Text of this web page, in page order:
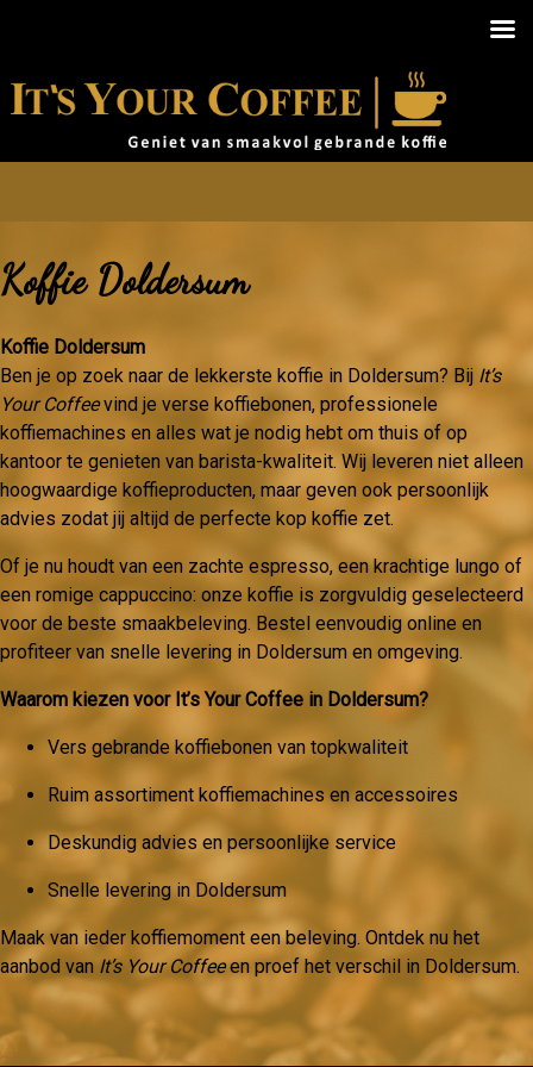
Koffie Doldersum
Koffie Doldersum
Ben je op zoek naar de lekkerste koffie in Doldersum? Bij It’s
Your Coffeevind je verse koffiebonen, professionele
koffiemachines en alles wat je nodig hebt om thuis of op
kantoor te genieten van barista-kwaliteit. Wij leveren niet alleen
hoogwaardige koffieproducten, maar geven ook persoonlijk
advies zodat jij altijd de perfecte kop koffie zet.
Of je nu houdt van een zachte espresso, een krachtige lungo of
een romige cappuccino: onze koffie is zorgvuldig geselecteerd
voor de beste smaakbeleving. Bestel eenvoudig online en
profiteer van snelle levering in Doldersum en omgeving.
Waarom kiezen voor It’s Your Coffee in Doldersum?
Vers gebrande koffiebonen van topkwaliteit
Ruim assortiment koffiemachines en accessoires
Deskundig advies en persoonlijke service
Snelle levering in Doldersum
Maak van ieder koffiemoment een beleving. Ontdek nu het
aanbod van It’s Your Coffeeen proef het verschil in Doldersum.